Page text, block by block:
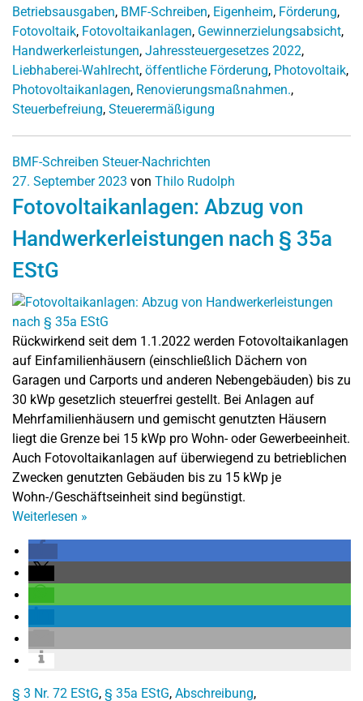
Betriebsausgaben, BMF-Schreiben, Eigenheim, Förderung,
Fotovoltaik, Fotovoltaikanlagen, Gewinnerzielungsabsicht,
Handwerkerleistungen, Jahressteuergesetzes 2022,
Liebhaberei-Wahlrecht, öffentliche Förderung, Photovoltaik,
Photovoltaikanlagen, Renovierungsmaßnahmen.,
Steuerbefreiung, Steuerermäßigung
BMF-Schreiben Steuer-Nachrichten
27. September 2023 von Thilo Rudolph
Fotovoltaikanlagen: Abzug von
Handwerkerleistungen nach § 35a
EStG
Rückwirkend seit dem 1.1.2022 werden Fotovoltaikanlagen
auf Einfamilienhäusern (einschließlich Dächern von
Garagen und Carports und anderen Nebengebäuden) bis zu
30 kWp gesetzlich steuerfrei gestellt. Bei Anlagen auf
Mehrfamilienhäusern und gemischt genutzten Häusern
liegt die Grenze bei 15 kWp pro Wohn- oder Gewerbeeinheit.
Auch Fotovoltaikanlagen auf überwiegend zu betrieblichen
Zwecken genutzten Gebäuden bis zu 15 kWp je
Wohn-/Geschäftseinheit sind begünstigt.
Weiterlesen »
§ 3 Nr. 72 EStG, § 35a EStG, Abschreibung,